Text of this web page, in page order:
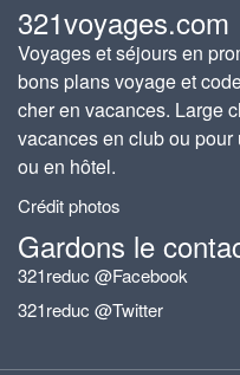
321voyages.com
Voyages et séjours en
bons plans voyage et
cher en vacances. Large
vacances en club ou
ou en hôtel.
Crédit photos
Gardons le
321reduc @Facebook
321reduc @Twitter